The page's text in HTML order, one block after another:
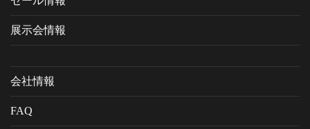
展示会情報
会社情報
FAQ